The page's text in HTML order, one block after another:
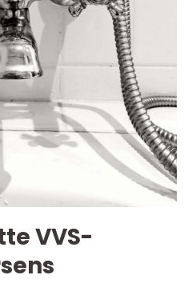
VVS-